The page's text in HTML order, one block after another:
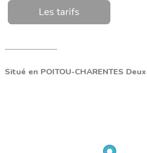
Les tarifs
Situé en POITOU-CHARENTES